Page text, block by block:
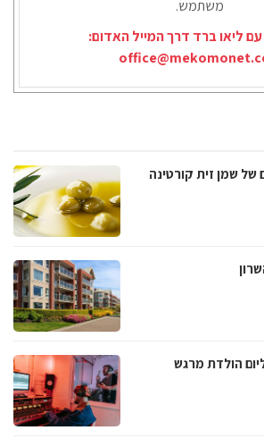
משתמש.
ליאו ברד דרך המייל האדום:
של שמן זית קורטינה
הולדת מרגש